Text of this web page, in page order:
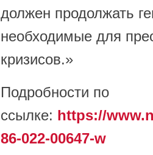
должен продолжать
необходимые для
кризисов.»
Подробности по
ссылке: https://
86-022-00647-w